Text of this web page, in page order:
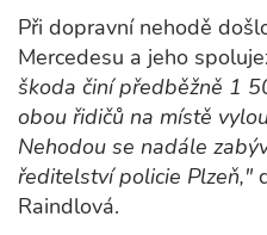
Při dopravní nehodě
Mercedesu a jeho
škoda činí předběžně 1
obou řidičů na místě
Nehodou se nadále
ředitelství policie Plzeň,"
Raindlová.